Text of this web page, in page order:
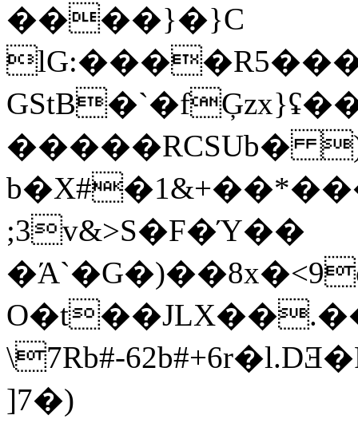
����}�}C
�����RCSUb�
;3v&>S�F�Ύ��
\7Rb#-
]7�)